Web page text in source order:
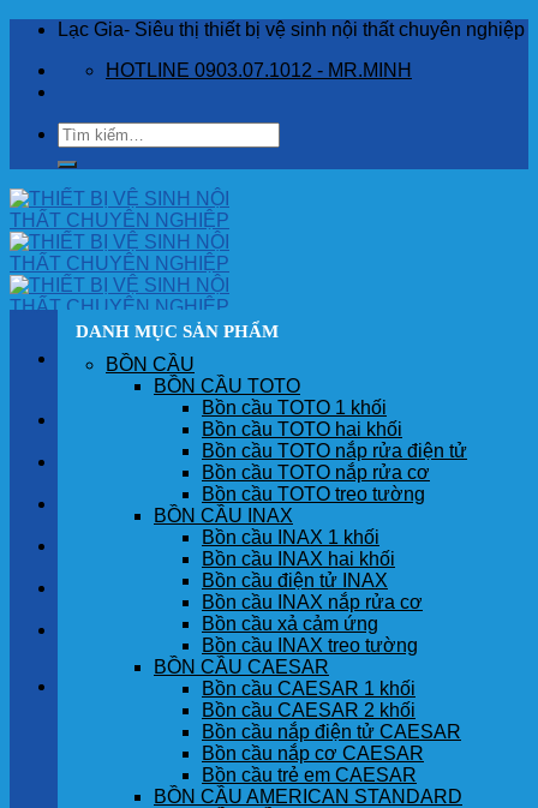
Skip
content
Lạc Gia- Siêu thị thiết bị vệ sinh nội thất chuyên nghiệp
HOTLINE 0903.07.1012 - MR.MINH
Tìm
kiếm:
SẢN PHẨM
GÓC KHÁCH HÀNG
Chưa có sản phẩm trong giỏ hàng.
DANH MỤC SẢN PHẨM
BỒN CẦU
BỒN CẦU TOTO
Bồn cầu TOTO 1 khối
Bồn cầu TOTO hai khối
Bồn cầu TOTO nắp rửa điện tử
Bồn cầu TOTO nắp rửa cơ
Bồn cầu TOTO treo tường
BỒN CẦU INAX
Bồn cầu INAX 1 khối
Bồn cầu INAX hai khối
Bồn cầu điện tử INAX
Bồn cầu INAX nắp rửa cơ
Bồn cầu xả cảm ứng
Bồn cầu INAX treo tường
BỒN CẦU CAESAR
Bồn cầu CAESAR 1 khối
Bồn cầu CAESAR 2 khối
Bồn cầu nắp điện tử CAESAR
Bồn cầu nắp cơ CAESAR
Bồn cầu trẻ em CAESAR
BỒN CẦU AMERICAN STANDARD